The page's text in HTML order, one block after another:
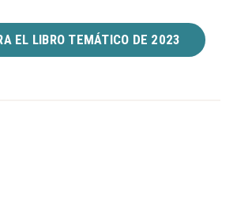
EL LIBRO TEMÁTICO DE 2023